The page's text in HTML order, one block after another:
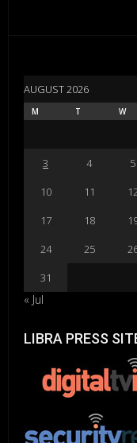
AUGUST 2026
M T W
3
4 5
10
11
17
18
24
25
31
« Jul
LIBRA PRESS